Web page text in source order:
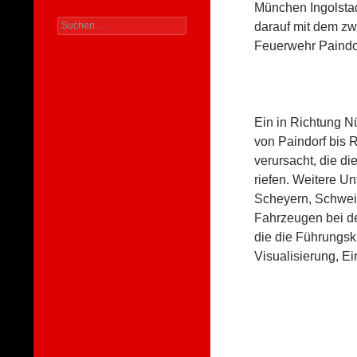
München
darauf mit dem
Feuerwehr
Ein in Richtung
von Paindorf bis
verursacht, die
riefen. Weitere
Scheyern,
Fahrzeugen bei
die die
Visualisierung,
Suchen
nach: